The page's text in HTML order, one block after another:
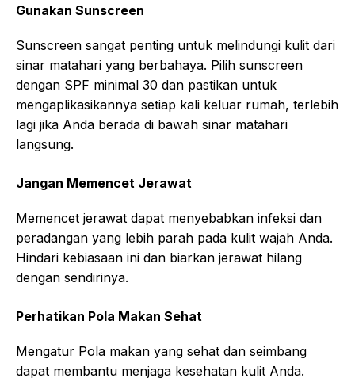
Gunakan Sunscreen
Sunscreen sangat penting untuk melindungi kulit dari
sinar matahari yang berbahaya. Pilih sunscreen
dengan SPF minimal 30 dan pastikan untuk
mengaplikasikannya setiap kali keluar rumah, terlebih
lagi jika Anda berada di bawah sinar matahari
langsung.
Jangan Memencet Jerawat
Memencet jerawat dapat menyebabkan infeksi dan
peradangan yang lebih parah pada kulit wajah Anda.
Hindari kebiasaan ini dan biarkan jerawat hilang
dengan sendirinya.
Perhatikan Pola Makan Sehat
Mengatur Pola makan yang sehat dan seimbang
dapat membantu menjaga kesehatan kulit Anda.